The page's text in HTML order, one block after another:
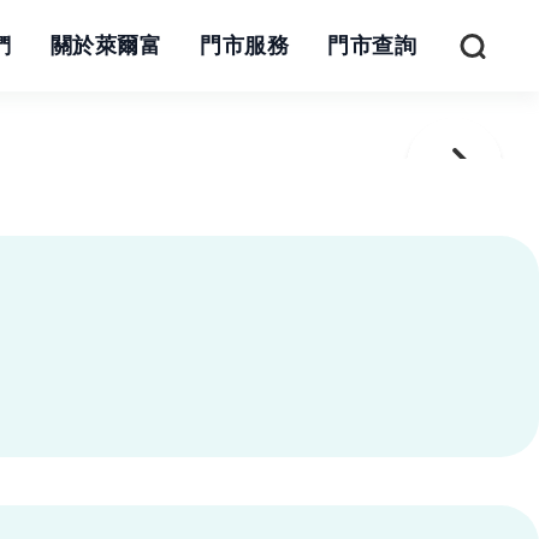
關於萊爾富 門市服務 門市查詢